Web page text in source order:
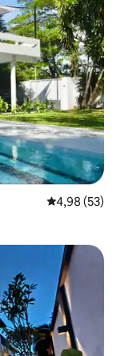
Évaluation
4,98 (53)